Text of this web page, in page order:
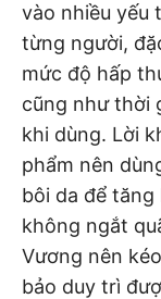
vào nhiều yếu
từng người,
mức độ hấp
cũng như thời
khi dùng. Lời
phẩm nên
bôi da để tăng
không ngắt
Vương nên
bảo duy trì